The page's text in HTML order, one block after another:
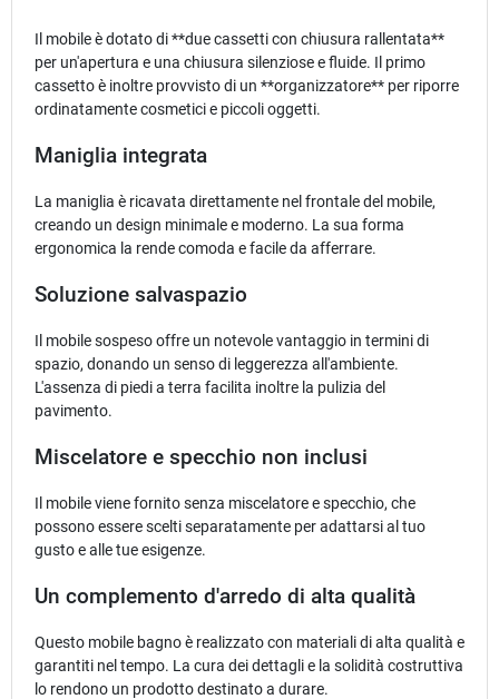
Il mobile è dotato di **due cassetti con chiusura rallentata**
per un'apertura e una chiusura silenziose e fluide. Il primo
cassetto è inoltre provvisto di un **organizzatore** per riporre
ordinatamente cosmetici e piccoli oggetti.
Maniglia integrata
La maniglia è ricavata direttamente nel frontale del mobile,
creando un design minimale e moderno. La sua forma
ergonomica la rende comoda e facile da afferrare.
Soluzione salvaspazio
Il mobile sospeso offre un notevole vantaggio in termini di
spazio, donando un senso di leggerezza all'ambiente.
L'assenza di piedi a terra facilita inoltre la pulizia del
pavimento.
Miscelatore e specchio non inclusi
Il mobile viene fornito senza miscelatore e specchio, che
possono essere scelti separatamente per adattarsi al tuo
gusto e alle tue esigenze.
Un complemento d'arredo di alta qualità
Questo mobile bagno è realizzato con materiali di alta qualità e
garantiti nel tempo. La cura dei dettagli e la solidità costruttiva
lo rendono un prodotto destinato a durare.